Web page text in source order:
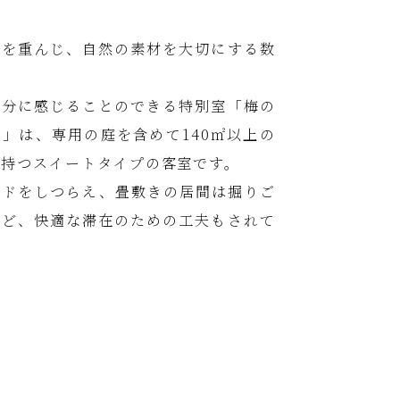
重んじ、自然の素材を大切にする数
に感じることのできる特別室「梅の
は、専用の庭を含めて140㎡以上の
つスイートタイプの客室です。
をしつらえ、畳敷きの居間は掘りご
、快適な滞在のための工夫もされて